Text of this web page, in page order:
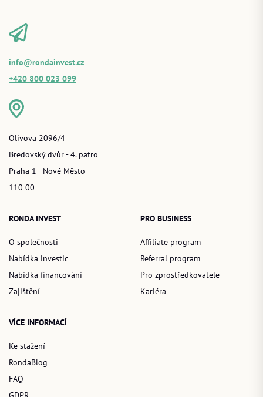
info@rondainvest.cz
+420 800 023 099
Olivova 2096/4
Bredovský dvůr - 4. patro
Praha 1 - Nové Město
110 00
RONDA INVEST
O společnosti
Nabídka investic
Nabídka financování
Zajištění
PRO BUSINESS
Affiliate program
Referral program
Pro zprostředkovatele
Kariéra
VÍCE INFORMACÍ
Ke stažení
RondaBlog
FAQ